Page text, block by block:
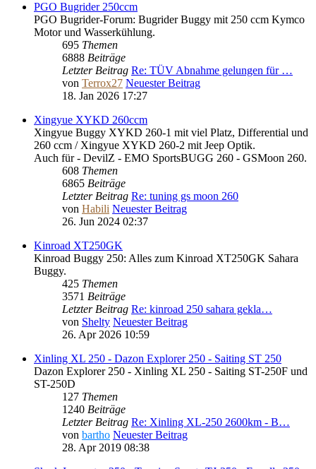
PGO Bugrider 250ccm
PGO Bugrider-Forum: Bugrider Buggy mit 250 ccm Kymco
Motor und Wasserkühlung.
695 Themen
6888 Beiträge
Letzter Beitrag Re: TÜV Abnahme gelungen für …
von Terrox27 Neuester Beitrag
18. Jan 2026 17:27
Xingyue XYKD 260ccm
Xingyue Buggy XYKD 260-1 mit viel Platz, Differential und
260 ccm / Xingyue XYKD 260-2 mit Jeep Optik.
Auch für - DevilZ - EMO SportsBUGG 260 - GSMoon 260.
608 Themen
6865 Beiträge
Letzter Beitrag Re: tuning gs moon 260
von Habili Neuester Beitrag
26. Jun 2024 02:37
Kinroad XT250GK
Kinroad Buggy 250: Alles zum Kinroad XT250GK Sahara
Buggy.
425 Themen
3571 Beiträge
Letzter Beitrag Re: kinroad 250 sahara gekla…
von Shelty Neuester Beitrag
26. Apr 2026 10:59
Xinling XL 250 - Dazon Explorer 250 - Saiting ST 250
Dazon Explorer 250 - Xinling XL 250 - Saiting ST-250F und
ST-250D
127 Themen
1240 Beiträge
Letzter Beitrag Re: Xinling XL-250 2600km - B…
von bartho Neuester Beitrag
28. Apr 2019 08:38